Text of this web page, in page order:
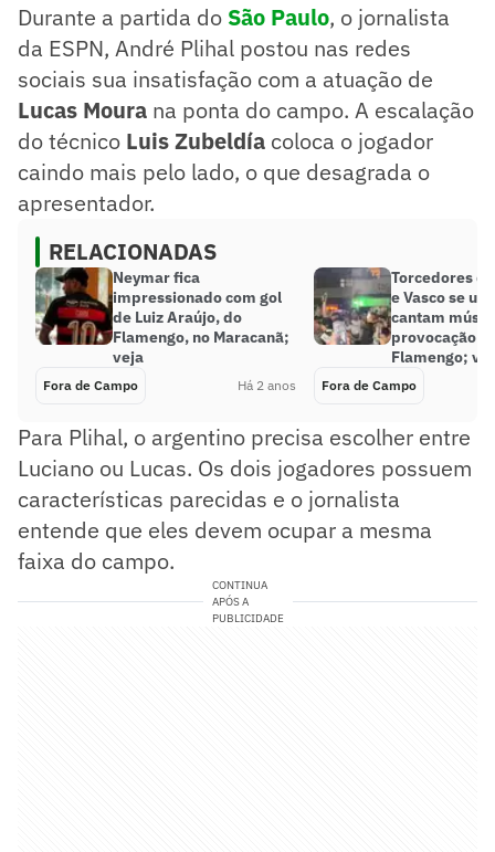
Durante a partida do São Paulo, o jornalista
da ESPN, André Plihal postou nas redes
sociais sua insatisfação com a atuação de
Lucas Moura na ponta do campo. A escalação
do técnico Luis Zubeldía coloca o jogador
caindo mais pelo lado, o que desagrada o
apresentador.
RELACIONADAS
Neymar fica
impressionado com gol
de Luiz Araújo, do
Flamengo, no Maracanã;
veja
Fora de Campo Há 2 anos
Torcedores
e Vasco se
cantam
provocação
Flamengo;
Fora de Campo
Para Plihal, o argentino precisa escolher entre
Luciano ou Lucas. Os dois jogadores possuem
características parecidas e o jornalista
entende que eles devem ocupar a mesma
faixa do campo.
CONTINUA
APÓS A
PUBLICIDADE